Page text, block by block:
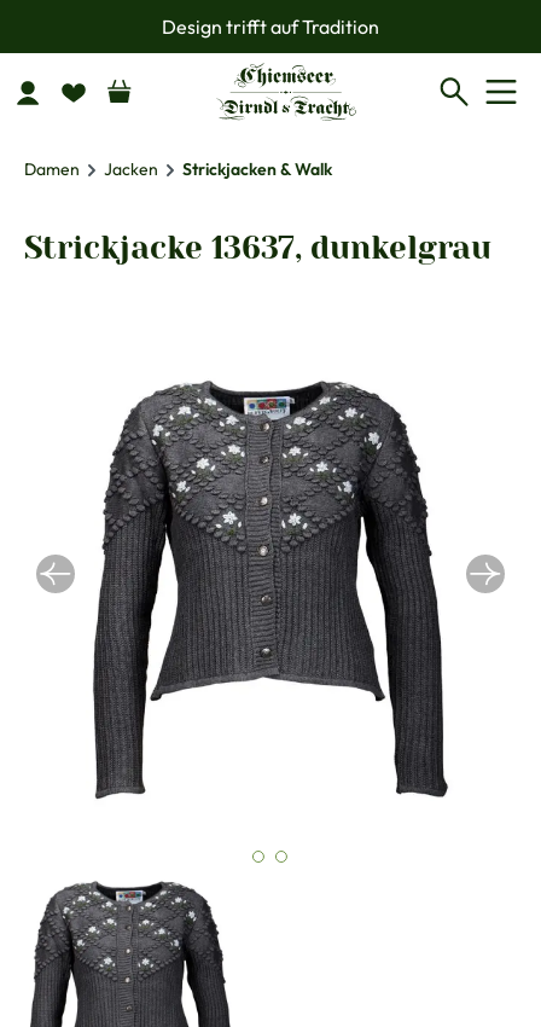
Zum Hauptinhalt springenDesign trifft auf Tradition
Damen Jacken Strickjacken & Walk
Strickjacke 13637, dunkelgrau